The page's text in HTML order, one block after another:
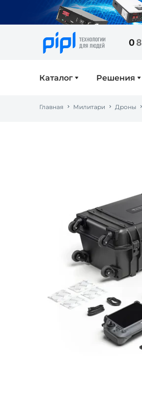
08
Каталог Решения
Главная Милитари Дроны